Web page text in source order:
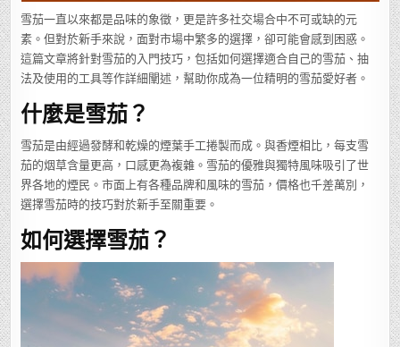
雪茄一直以來都是品味的象徵，更是許多社交場合中不可或缺的元
素。但對於新手來說，面對市場中繁多的選擇，卻可能會感到困惑。
這篇文章將針對雪茄的入門技巧，包括如何選擇適合自己的雪茄、抽
法及使用的工具等作詳細闡述，幫助你成為一位精明的雪茄愛好者。
什麼是雪茄？
雪茄是由經過發酵和乾燥的煙葉手工捲製而成。與香煙相比，每支雪
茄的烟草含量更高，口感更為複雜。雪茄的優雅與獨特風味吸引了世
界各地的煙民。市面上有各種品牌和風味的雪茄，價格也千差萬別，
選擇雪茄時的技巧對於新手至關重要。
如何選擇雪茄？